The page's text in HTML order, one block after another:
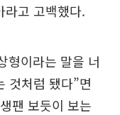
라고 고백했다.
형이라는 말을 너
것처럼 됐다”면
팬 보듯이 보는